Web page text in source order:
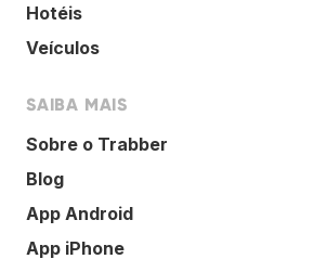
Hotéis
Veículos
SAIBA MAIS
Sobre o Trabber
Blog
App Android
App iPhone